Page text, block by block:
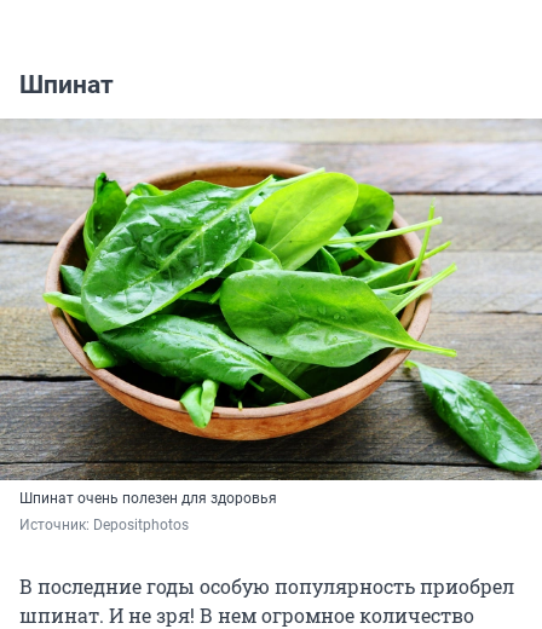
Шпинат
Шпинат очень полезен для здоровья
Источник: Depositphotos
В последние годы особую популярность приобрел
шпинат. И не зря! В нем огромное количество